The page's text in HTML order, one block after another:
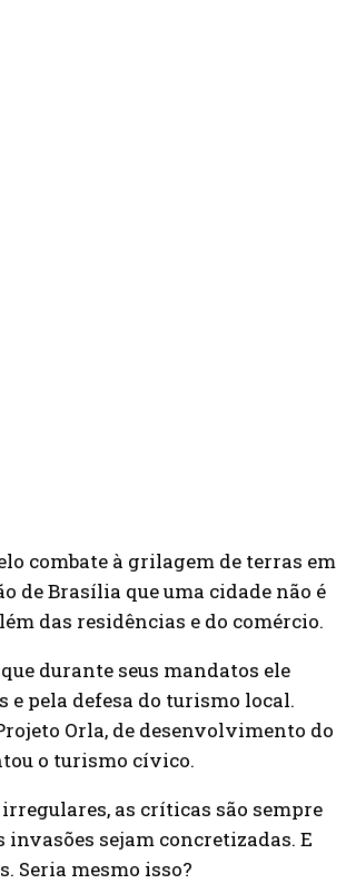
combate à grilagem de terras em
de Brasília que uma cidade não é
das residências e do comércio.
durante seus mandatos ele
e pela defesa do turismo local.
Orla, de desenvolvimento do
o turismo cívico.
as críticas são sempre
sejam concretizadas. E
Seria mesmo isso?